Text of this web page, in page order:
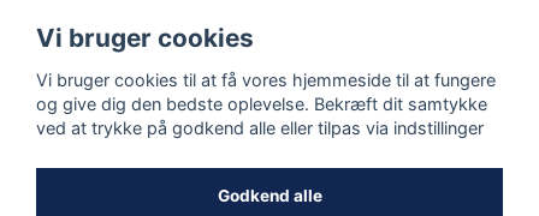
EXPRESS
Følg os
Vi bruger cookies
Vi bruger cookies til at få vores hjemmeside til at fungere
og give dig den bedste oplevelse. Bekræft dit samtykke
ved at trykke på godkend alle eller tilpas via indstillinger
Godkend alle